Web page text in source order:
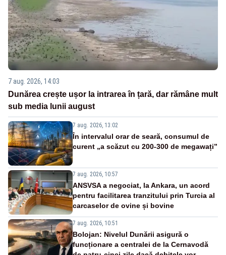
7 aug. 2026, 14:03
Dunărea crește ușor la intrarea în țară, dar rămâne mult
sub media lunii august
7 aug. 2026, 13:02
În intervalul orar de seară, consumul de
curent „a scăzut cu 200-300 de megawați”
7 aug. 2026, 10:57
ANSVSA a negociat, la Ankara, un acord
pentru facilitarea tranzitului prin Turcia al
carcaselor de ovine și bovine
7 aug. 2026, 10:51
Bolojan: Nivelul Dunării asigură o
funcționare a centralei de la Cernavodă